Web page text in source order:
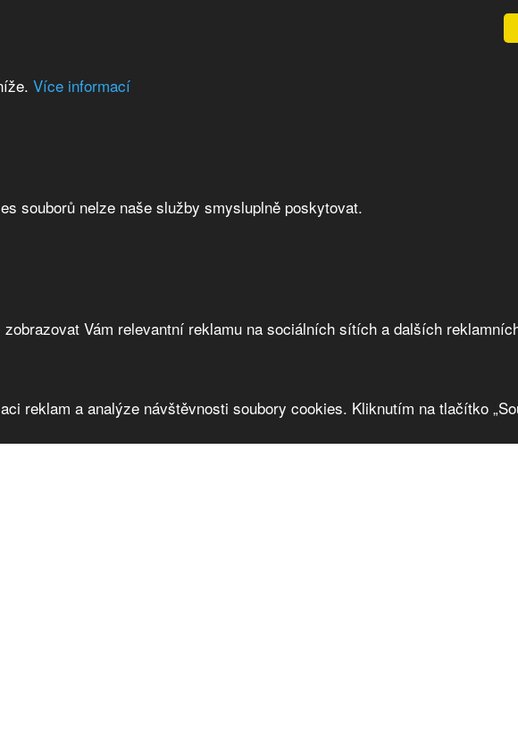
Více informací
souborů nelze naše služby smysluplně poskytovat.
Vám relevantní reklamu na sociálních sítích a dalších
reklam a analýze návštěvnosti soubory cookies. Kliknutím na tlačítko
s.r.o.